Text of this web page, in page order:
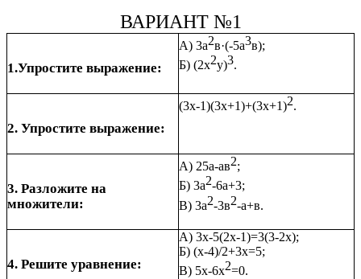
ВАРИАНТ №1
1.Упростите выражение:
А) 3а2в·(-5а3в);
Б) (2х2у)3.
2. Упростите выражение:
(3х-1)(3х+1)+(3х+1)2.
3. Разложите на
множители:
А) 25а-ав2;
Б) 3а2-6а+3;
В) 3а2-3в2-а+в.
4. Решите уравнение:
А) 3х-5(2х-1)=3(3-2х);
Б) (х-4)/2+3х=5;
В) 5х-6х2=0.